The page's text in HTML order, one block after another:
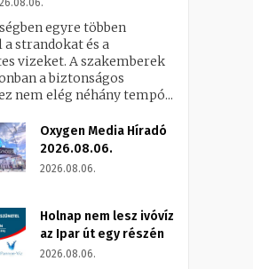
egyre többen
strandokat és a
vizeket. A szakemberek
a biztonságos
nem elég néhány tempó...
Oxygen Media Híradó
2026.08.06.
2026.08.06.
Holnap nem lesz ivóvíz
az Ipar út egy részén
2026.08.06.